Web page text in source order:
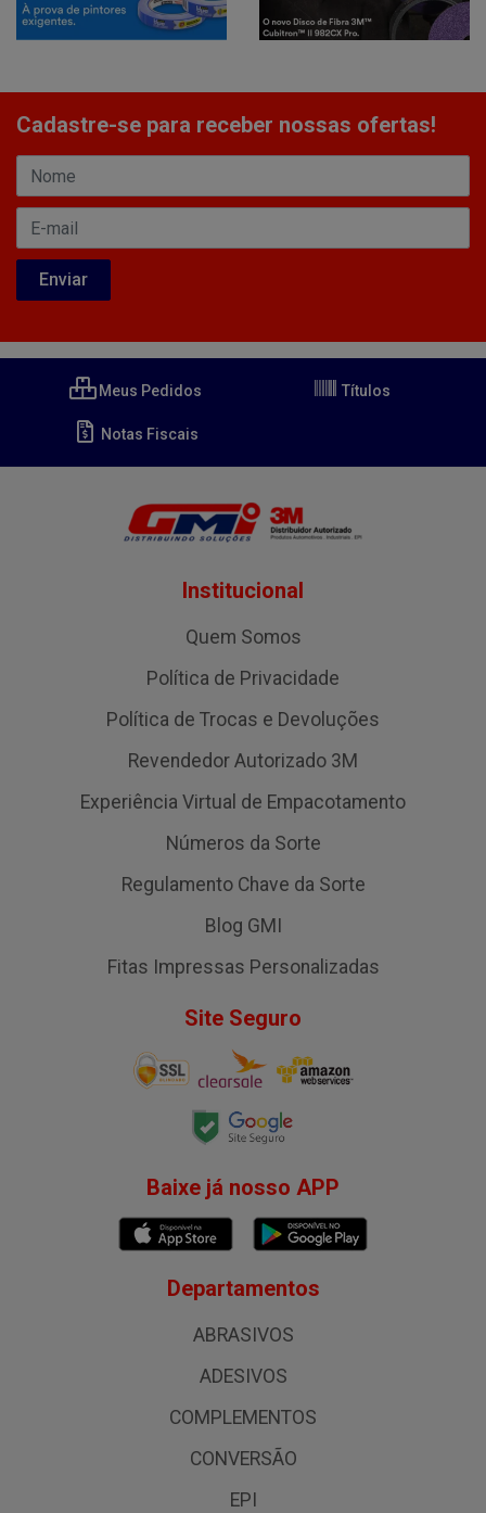
Cadastre-se para receber nossas ofertas!
Meus Pedidos Títulos
Notas Fiscais
Institucional
Quem Somos
Política de Privacidade
Política de Trocas e Devoluções
Revendedor Autorizado 3M
Experiência Virtual de Empacotamento
Números da Sorte
Regulamento Chave da Sorte
Blog GMI
Fitas Impressas Personalizadas
Site Seguro
Baixe já nosso APP
Departamentos
ABRASIVOS
ADESIVOS
COMPLEMENTOS
CONVERSÃO
EPI